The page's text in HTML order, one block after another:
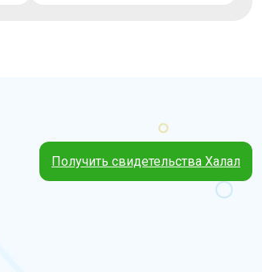
Получить свидетельства Халал